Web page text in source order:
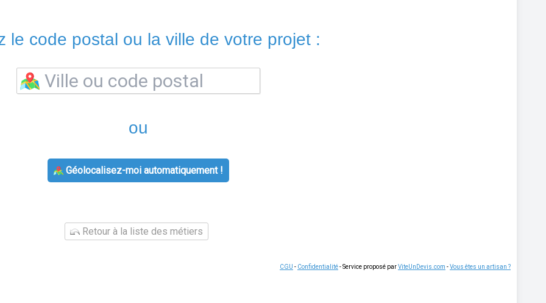
le code postal ou la ville de votre projet :
ou
Géolocalisez-moi automatiquement !
Retour à la liste des métiers
CGU - Confidentialité- Service proposé parViteUnDevis.com -Vous êtes un artisan ?